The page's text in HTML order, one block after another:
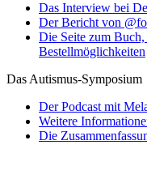
Das Interview bei
Der Bericht von
Die Seite zum
Bestellmöglichkeiten
Das Autismus-Symposium
Der Podcast mit
Weitere
Die